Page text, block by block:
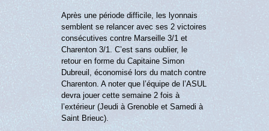
Après une période difficile, les lyonnais
semblent se relancer avec ses 2 victoires
consécutives contre Marseille 3/1 et
Charenton 3/1. C’est sans oublier, le
retour en forme du Capitaine Simon
Dubreuil, économisé lors du match contre
Charenton. A noter que l’équipe de l’ASUL
devra jouer cette semaine 2 fois à
l’extérieur (Jeudi à Grenoble et Samedi à
Saint Brieuc).